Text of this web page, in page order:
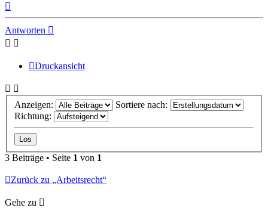
Antworten
Druckansicht
Anzeigen:
Sortiere nach:
Richtung:
3 Beiträge • Seite 1 von 1
Zurück zu „Arbeitsrecht“
Gehe zu